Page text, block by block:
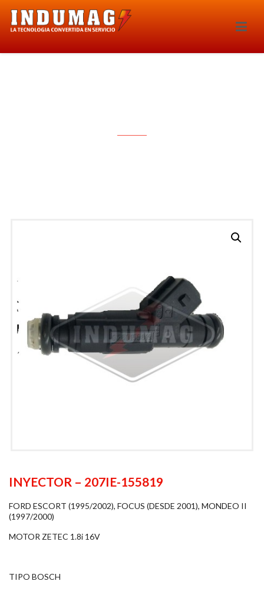
INYECTOR – 207IE-155819
FORD ESCORT (1995/2002), FOCUS (DESDE 2001), MONDEO II
(1997/2000)
MOTOR ZETEC 1.8i 16V
TIPO BOSCH